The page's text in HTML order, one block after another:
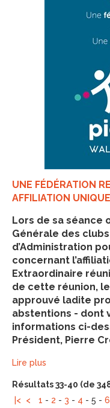
UNE FÉDÉRATION
AFFILIATION UNIQUE
Lors de sa séance
Générale des clubs
d’Administration
concernant
Extraordinaire
de cette réunion,
approuvé ladite
abstentions - dont
informations ci-
Président, Pierre
Lire plus
Résultats 33-40 (de
|<
< 1 - 2 - 3 - 4 - 5 - 6